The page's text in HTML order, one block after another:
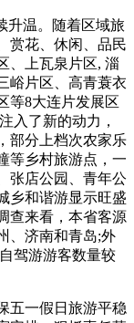
温。随着区域旅
赏花、休闲、品民
、上瓦泉片区, 淄
峪片区、高青蓑衣
等8大连片发展区
入了新的动力，
部分上档次农家乐
等乡村旅游点，一
张店公园、青年公
乡和谐游显示旺盛
查来看，本省客源
、济南和青岛;外
驾游游客数量较
一假日旅游平稳